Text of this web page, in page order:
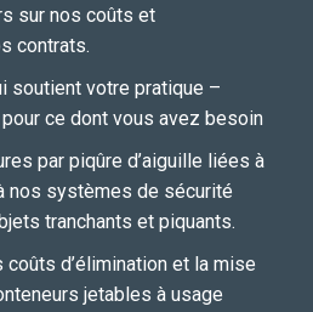
sur nos coûts et
contrats.
soutient votre pratique –
ce dont vous avez besoin
par piqûre d’aiguille liées à
nos systèmes de sécurité
tranchants et piquants.
coûts d’élimination et la mise
jetables à usage